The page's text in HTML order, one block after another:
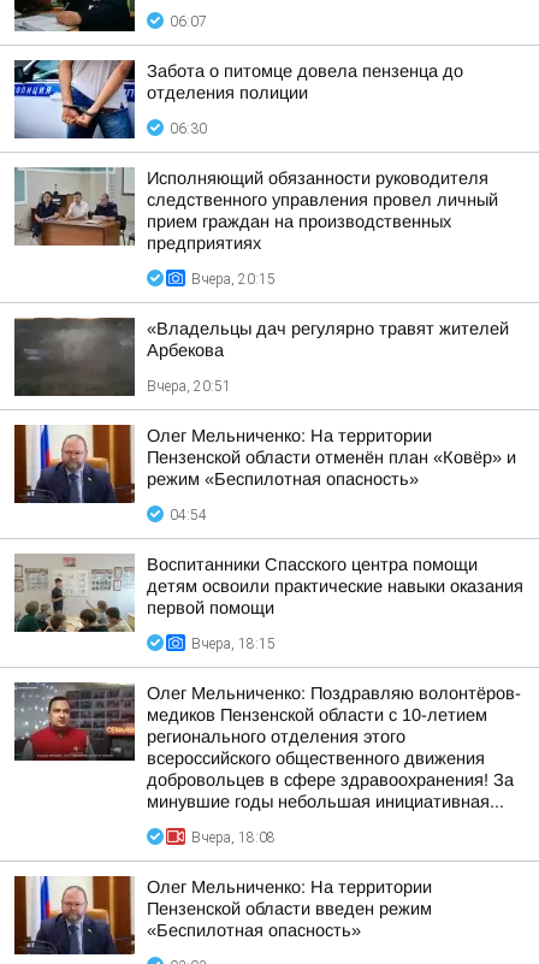
06:07
Забота о питомце довела пензенца до
отделения полиции
06:30
Исполняющий обязанности руководителя
следственного управления провел личный
прием граждан на производственных
предприятиях
Вчера, 20:15
«Владельцы дач регулярно травят жителей
Арбекова
Вчера, 20:51
Олег Мельниченко: На территории
Пензенской области отменён план «Ковёр» и
режим «Беспилотная опасность»
04:54
Воспитанники Спасского центра помощи
детям освоили практические навыки оказания
первой помощи
Вчера, 18:15
Олег Мельниченко: Поздравляю волонтёров-
медиков Пензенской области с 10-летием
регионального отделения этого
всероссийского общественного движения
добровольцев в сфере здравоохранения! За
минувшие годы небольшая инициативная...
Вчера, 18:08
Олег Мельниченко: На территории
Пензенской области введен режим
«Беспилотная опасность»